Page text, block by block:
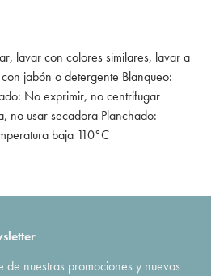
lavar con colores similares, lavar a
jabón o detergente Blanqueo:
No exprimir, no centrifugar
no usar secadora Planchado:
baja 110°C
de nuestras promociones y nuevas